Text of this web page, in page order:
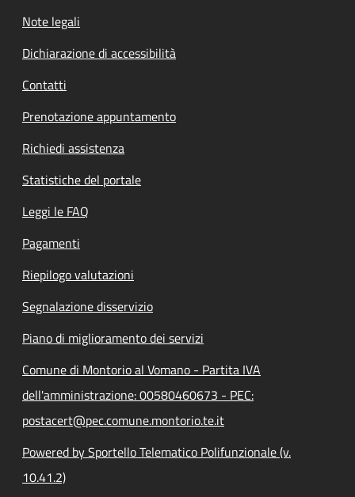
Note legali
Dichiarazione di accessibilità
Contatti
Prenotazione appuntamento
Richiedi assistenza
Statistiche del portale
Leggi le FAQ
Pagamenti
Riepilogo valutazioni
Segnalazione disservizio
Piano di miglioramento dei servizi
Comune di Montorio al Vomano - Partita IVA
dell'amministrazione: 00580460673 - PEC:
postacert@pec.comune.montorio.te.it
Powered by Sportello Telematico Polifunzionale (v.
10.41.2)